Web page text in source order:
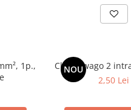
1p.,
NOU
Clema wago 2
2,50 Lei